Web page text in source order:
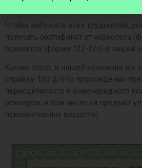
Чтобы избежать всех трудностей,
получить сертификат от нарколога
психиатра (форма 122-2/о) в нашей
Кроме этого, в нашей компании вы
справку 100-2/о (о прохождении
периодического и внеочередного
осмотров, в том числе на предмет
психоактивных веществ)